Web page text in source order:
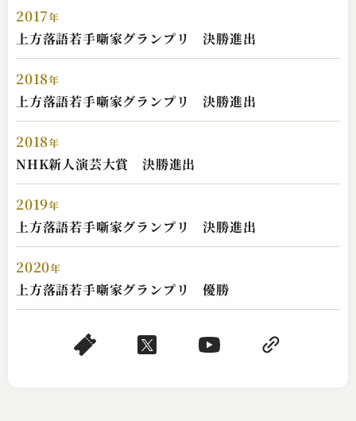
桂 三四郎
過去のないワイン
2017年
上方落語若手噺家グランプリ 決勝進出
2018年
上方落語若手噺家グランプリ 決勝進出
2018年
NHK新人演芸大賞 決勝進出
2019年
上方落語若手噺家グランプリ 決勝進出
2020年
上方落語若手噺家グランプリ 優勝